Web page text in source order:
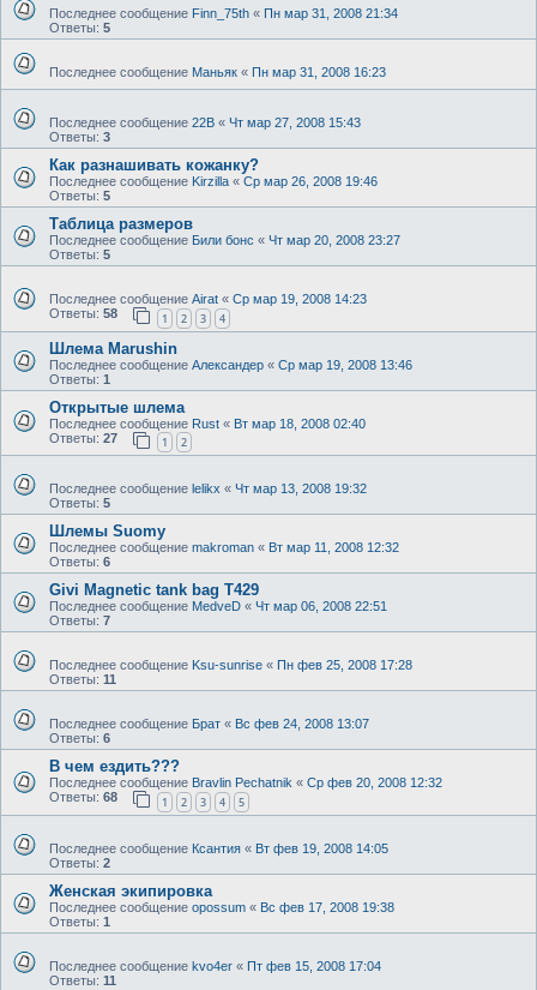
Последнее сообщение Finn_75th « Пн мар 31, 2008 21:34
Ответы: 5
Последнее сообщение Маньяк « Пн мар 31, 2008 16:23
Последнее сообщение 22B « Чт мар 27, 2008 15:43
Ответы: 3
Как разнашивать кожанку?
Последнее сообщение Kirzilla « Ср мар 26, 2008 19:46
Ответы: 5
Таблица размеров
Последнее сообщение Били бонс « Чт мар 20, 2008 23:27
Ответы: 5
Последнее сообщение Airat « Ср мар 19, 2008 14:23
Ответы: 58 1 2 3 4
Шлема Marushin
Последнее сообщение Александер « Ср мар 19, 2008 13:46
Ответы: 1
Открытые шлема
Последнее сообщение Rust « Вт мар 18, 2008 02:40
Ответы: 27 1 2
Последнее сообщение lelikx « Чт мар 13, 2008 19:32
Ответы: 5
Шлемы Suomy
Последнее сообщение makroman « Вт мар 11, 2008 12:32
Ответы: 6
Givi Magnetic tank bag T429
Последнее сообщение MedveD « Чт мар 06, 2008 22:51
Ответы: 7
Последнее сообщение Ksu-sunrise « Пн фев 25, 2008 17:28
Ответы: 11
Последнее сообщение Брат « Вс фев 24, 2008 13:07
Ответы: 6
В чем ездить???
Последнее сообщение Bravlin Pechatnik « Ср фев 20, 2008 12:32
Ответы: 68 1 2 3 4 5
Последнее сообщение Ксантия « Вт фев 19, 2008 14:05
Ответы: 2
Женская экипировка
Последнее сообщение opossum « Вс фев 17, 2008 19:38
Ответы: 1
Последнее сообщение kvo4er « Пт фев 15, 2008 17:04
Ответы: 11